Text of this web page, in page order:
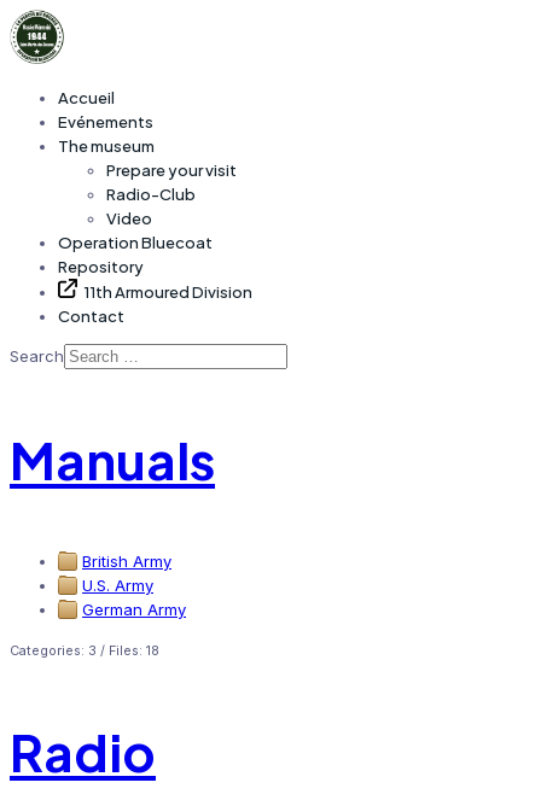
Accueil
Evénements
The museum
Prepare your visit
Radio-Club
Video
Operation Bluecoat
Repository
11th Armoured Division
Contact
Search
Manuals
British Army
U.S. Army
German Army
Categories: 3 / Files: 18
Radio